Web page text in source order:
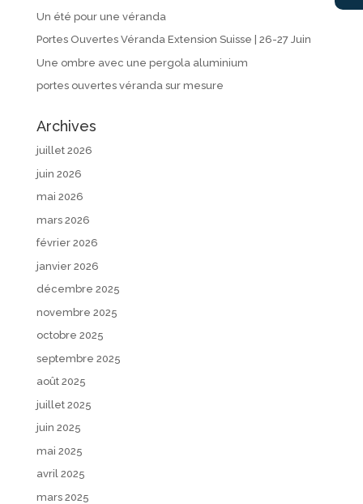
Un été pour une véranda
Portes Ouvertes Véranda Extension Suisse | 26-27 Juin
Une ombre avec une pergola aluminium
portes ouvertes véranda sur mesure
Archives
juillet 2026
juin 2026
mai 2026
mars 2026
février 2026
janvier 2026
décembre 2025
novembre 2025
octobre 2025
septembre 2025
août 2025
juillet 2025
juin 2025
mai 2025
avril 2025
mars 2025